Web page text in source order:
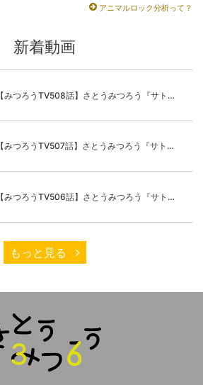
アニマルロック分析って？
新着動画
【みつろうTV508話】さとうみつろう『サトレル男塾』編④「“毎日”が変わります。楽しく」
【みつろうTV507話】さとうみつろう『サトレル男塾』編③「快楽は“自分のカラダの内側”にしかない」
【みつろうTV506話】さとうみつろう『サトレル男塾』編②「不思議な棒をお尻に…」
もっと見る